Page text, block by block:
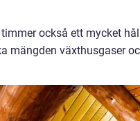
också ett mycket
mängden växthusgaser